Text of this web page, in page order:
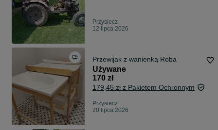
Przysiecz
12 lipca 2026
Przewijak z wanienką Roba
Używane
170 zł
179,45 zł z Pakietem Ochronnym
Przysiecz
20 lipca 2026